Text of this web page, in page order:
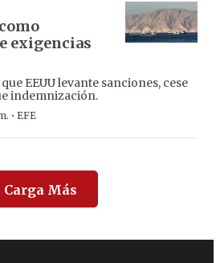
exigencias
EEUU levante sanciones, cese
indemnización.
· EFE
Carga Más